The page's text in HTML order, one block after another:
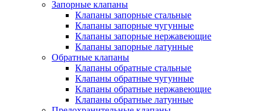
Запорные клапаны
Клапаны запорные стальные
Клапаны запорные чугунные
Клапаны запорные нержавеющие
Клапаны запорные латунные
Обратные клапаны
Клапаны обратные стальные
Клапаны обратные чугунные
Клапаны обратные нержавеющие
Клапаны обратные латунные